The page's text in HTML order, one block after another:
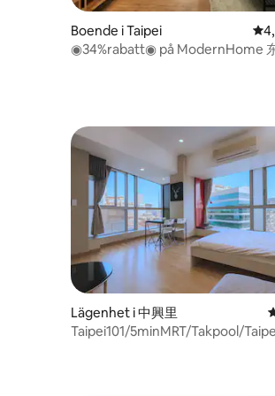
Boende i Taipei
◉34%rabatt◉ på ModernHome
Lägenhet i 中興里
Taipei101/5minMRT/Takpool/